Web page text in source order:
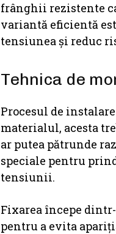
frânghii rezistente
variantă eficientă
tensiunea și reduc
Tehnica de
Procesul de
materialul, acesta
ar putea pătrunde
speciale pentru
tensiunii.
Fixarea începe
pentru a evita